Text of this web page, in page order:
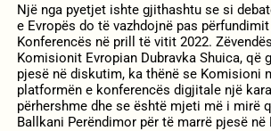
Një nga pyetjet ishte gjithashtu se si
e Evropës do të vazhdojnë pas
Konferencës në prill të vitit 2022.
Komisionit Evropian Dubravka Shuica, që
pjesë në diskutim, ka thënë se Komisioni
platformën e konferencës digjitale një
përhershme dhe se është mjeti më i mirë
Ballkani Perëndimor për të marrë pjesë në